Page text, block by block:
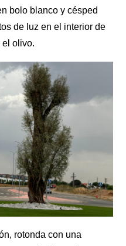
bolo blanco y césped
de luz en el interior de
el olivo.
rotonda con una